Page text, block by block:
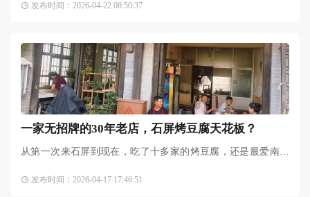
买了一些。马上安排
发布时间：2026-04-22 08:50:37
一家无招牌的30年老店，石屏烤豆腐天花板？
从第一次来石屏到现在，吃了十多家的烤豆腐，还是最爱南正
中午12点开门。嬢嬢说开
发布时间：2026-04-17 17:46:51